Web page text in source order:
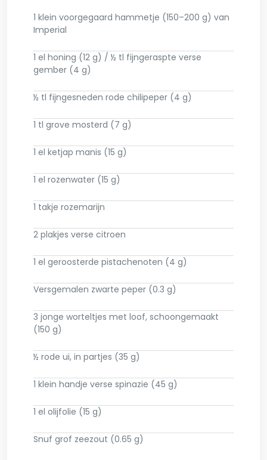
1 klein voorgegaard hammetje (150–200 g) van
Imperial
1 el honing (12 g) / ½ tl fijngeraspte verse
gember (4 g)
½ tl fijngesneden rode chilipeper (4 g)
1 tl grove mosterd (7 g)
1 el ketjap manis (15 g)
1 el rozenwater (15 g)
1 takje rozemarijn
2 plakjes verse citroen
1 el geroosterde pistachenoten (4 g)
Versgemalen zwarte peper (0.3 g)
3 jonge worteltjes met loof, schoongemaakt
(150 g)
½ rode ui, in partjes (35 g)
1 klein handje verse spinazie (45 g)
1 el olijfolie (15 g)
Snuf grof zeezout (0.65 g)